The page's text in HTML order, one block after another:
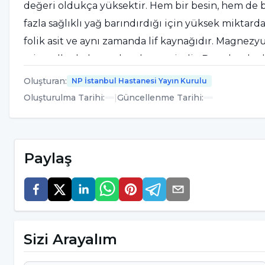
değeri oldukça yüksektir. Hem bir besin, hem de
fazla sağlıklı yağ barındırdığı için yüksek
folik asit ve aynı zamanda lif kaynağıdır.
mineraller bakımından da zengindir. Bu sebeple
kavrulmamış çiğ hali ile tüketildiğinde daha
yağın %15’inden fazlası zarar görür.
değerlerine sahiptir. Bir kişinin günlük olarak
çalıştırdığı ve bağırsak hareketlerini
Fındığın kavrulma süresinin uzaması fındıkta
olumsuz yönde etkileyecek bir etki oluşturur.
Oluşturan: NP İstanbul Hastanesi Yayın Kurulu
Oluşturulma Tarihi: |Güncellenme Tarihi:
Paylaş
Sizi Arayalım